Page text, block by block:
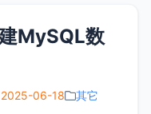
MySQL数
2025-06-18
其它